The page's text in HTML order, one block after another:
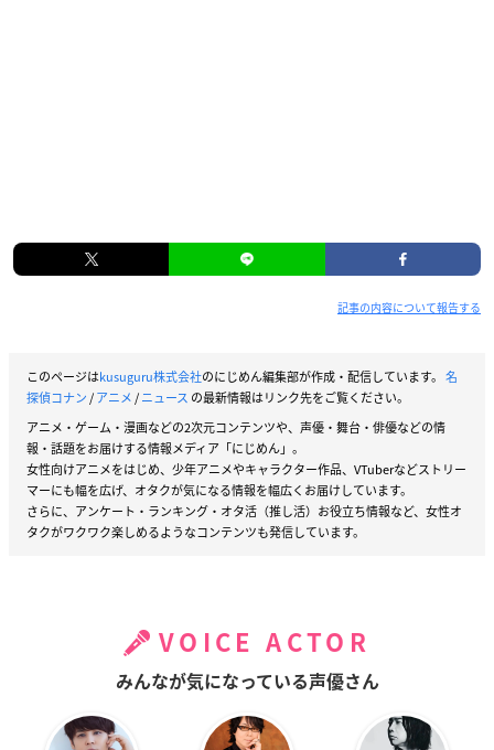
記事の内容について報告する
このページはkusuguru株式会社のにじめん編集部が作成・配信しています。 名
探偵コナン/アニメ/ニュース の最新情報はリンク先をご覧ください。
アニメ・ゲーム・漫画などの2次元コンテンツや、声優・舞台・俳優などの情
報・話題をお届けする情報メディア「にじめん」。
女性向けアニメをはじめ、少年アニメやキャラクター作品、VTuberなどストリー
マーにも幅を広げ、オタクが気になる情報を幅広くお届けしています。
さらに、アンケート・ランキング・オタ活（推し活）お役立ち情報など、女性オ
タクがワクワク楽しめるようなコンテンツも発信しています。
VOICE ACTOR
みんなが気になっている声優さん